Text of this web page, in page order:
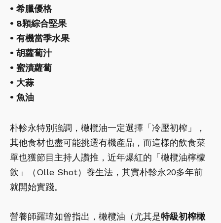
• 希臘優格
• 8顆綜合堅果
• 有機當季水果
• 胡蘿蔔汁
• 蜜漬蘿蔔
• 大蒜
• 魚油
朴軫永特別強調，橄欖油一定選擇「冷壓初榨」，
其他食材也盡可能挑選有機產品，而這樣的飲食菜
單也獲節目主持人讚推，近年爆紅的「橄欖油檸檬
飲」（Olle Shot）養生法，其實朴軫永20多年前
就開始實踐。
營養師羅瑋如曾指出，橄欖油（尤其是特級初榨橄